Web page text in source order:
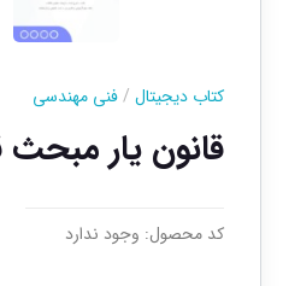
کتاب دیجیتال/فنی مهندسی
قانون یار مبحث
کد محصول: وجود ندارد